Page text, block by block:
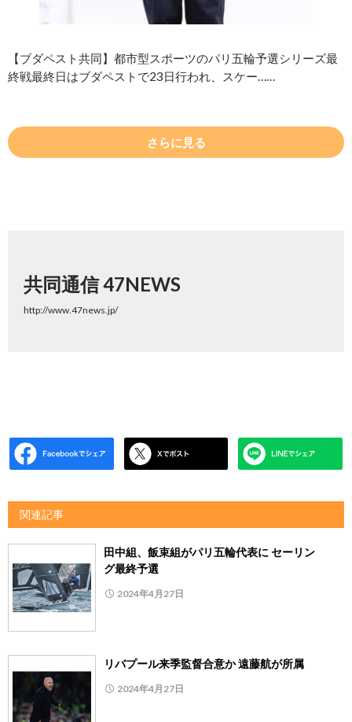
【ブダペスト共同】都市型スポーツのパリ五輪予選シリーズ最
終戦最終日はブダペストで23日行われ、スケー……
さらに見る
共同通信 47NEWS
http://www.47news.jp/
関連記事
田中組、飯束組がパリ五輪代表に セーリン
グ最終予選
2024年4月27日
リバプール来季監督合意か 遠藤航が所属
2024年4月27日